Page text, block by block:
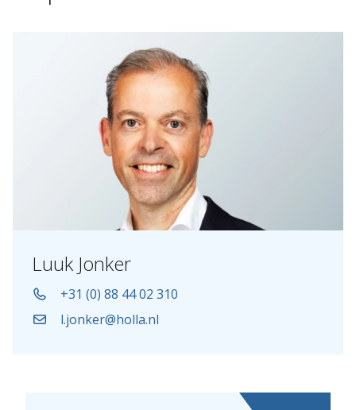
Luuk Jonker
+31 (0) 88 44 02 310
l.jonker@holla.nl